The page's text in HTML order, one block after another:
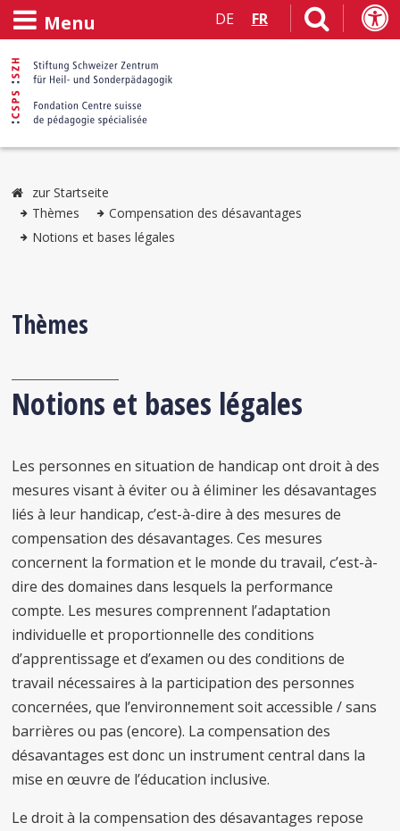
Menu DE FR
zur Startseite
Thèmes
Compensation des désavantages
Notions et bases légales
Thèmes
Notions et bases légales
Les personnes en situation de handicap ont droit à des
mesures visant à éviter ou à éliminer les désavantages
liés à leur handicap, c’est-à-dire à des mesures de
compensation des désavantages. Ces mesures
concernent la formation et le monde du travail, c’est-à-
dire des domaines dans lesquels la performance
compte. Les mesures comprennent l’adaptation
individuelle et proportionnelle des conditions
d’apprentissage et d’examen ou des conditions de
travail nécessaires à la participation des personnes
concernées, que l’environnement soit accessible / sans
barrières ou pas (encore). La compensation des
désavantages est donc un instrument central dans la
mise en œuvre de l’éducation inclusive.
Le droit à la compensation des désavantages repose